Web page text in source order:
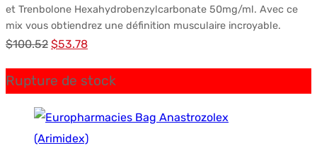
et Trenbolone Hexahydrobenzylcarbonate 50mg/ml. Avec ce
mix vous obtiendrez une définition musculaire incroyable.
$100.52 Le
initial
$100.52.
$53.78Le
actuel
Rupture de stock